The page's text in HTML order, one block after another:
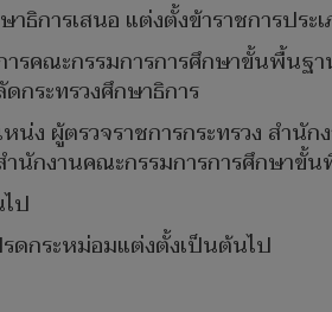
การเสนอ แต่งตั้งข้าราชการปร
ารคณะกรรมการการศึกษาขั้นพื้น
กระทรวงศึกษาธิการ
ผู้ตรวจราชการกระทรวง สำนัก
นักงานคณะกรรมการการศึกษาขั้
ป
ดกระหม่อมแต่งตั้งเป็นต้นไป